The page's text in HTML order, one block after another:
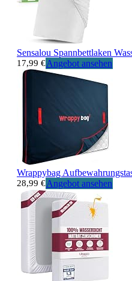
Sensalou Spannbettlaken
17,99 €Angebot ansehen
Wrappybag
28,99 €Angebot ansehen